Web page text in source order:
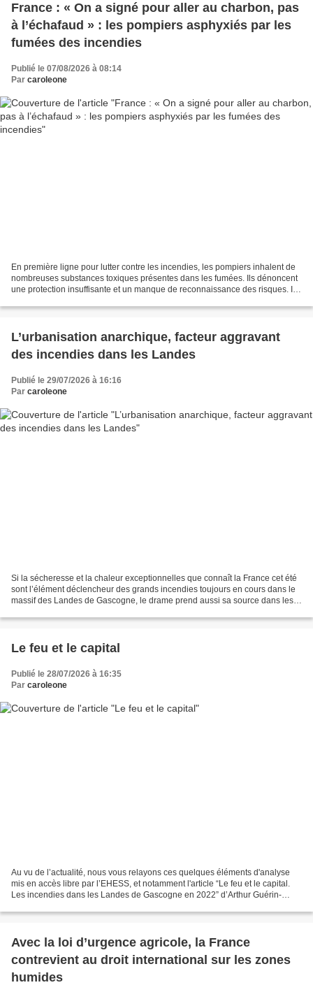
France : « On a signé pour aller au charbon, pas
à l’échafaud » : les pompiers asphyxiés par les
fumées des incendies
Publié le 07/08/2026 à 08:14
Par caroleone
En première ligne pour lutter contre les incendies, les pompiers inhalent de
nombreuses substances toxiques présentes dans les fumées. Ils dénoncent
une protection insuffisante et un manque de reconnaissance des risques. Il y
L’urbanisation anarchique, facteur aggravant
des incendies dans les Landes
Publié le 29/07/2026 à 16:16
Par caroleone
Si la sécheresse et la chaleur exceptionnelles que connaît la France cet été
sont l’élément déclencheur des grands incendies toujours en cours dans le
massif des Landes de Gascogne, le drame prend aussi sa source dans les
Le feu et le capital
Publié le 28/07/2026 à 16:35
Par caroleone
Au vu de l’actualité, nous vous relayons ces quelques éléments d'analyse
mis en accès libre par l’EHESS, et notamment l'article “Le feu et le capital.
Les incendies dans les Landes de Gascogne en 2022” d’Arthur Guérin-
Avec la loi d’urgence agricole, la France
contrevient au droit international sur les zones
humides